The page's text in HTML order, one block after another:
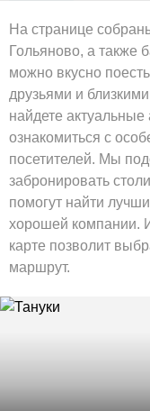
На странице
Гольяново, а также
можно вкусно
друзьями и
найдете
ознакомиться с
посетителей. Мы
забронировать
помогут найти
хорошей компании.
карте позволит
маршрут.